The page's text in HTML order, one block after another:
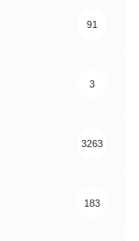
91
3
3263
183